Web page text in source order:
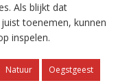
Als blijkt dat
toenemen, kunnen
inspelen.
Natuur Oegstgeest